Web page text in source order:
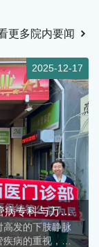
更多院内要闻
2025-12-17
病专科与万科
高发的下肢静脉
疾病的重视，近